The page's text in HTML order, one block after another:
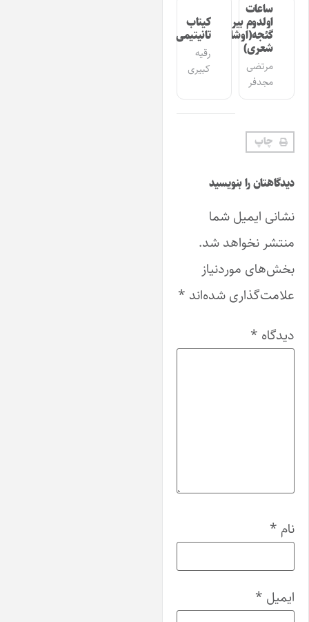
ساعات
اولدوم بیر
گئجه(اوشاق
شعری)
مرتضی
مجدفر
کیتاب
تانیتیمی
رقیه
کبیری
چاپ
دیدگاهتان را بنویسید
نشانی ایمیل شما
منتشر نخواهد شد.
بخش‌های موردنیاز
علامت‌گذاری شده‌اند*
دیدگاه*
نام*
ایمیل*